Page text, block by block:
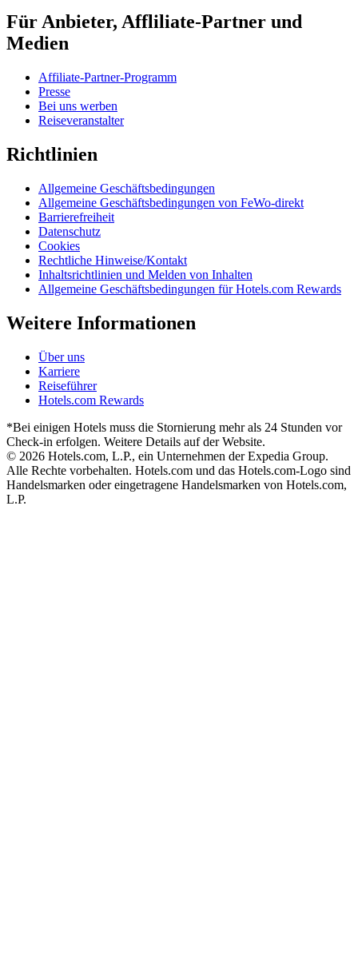
Für Anbieter, Affliliate-Partner und
Medien
Affiliate-Partner-Programm
Presse
Bei uns werben
Reiseveranstalter
Richtlinien
Allgemeine Geschäftsbedingungen
Allgemeine Geschäftsbedingungen von FeWo-direkt
Barrierefreiheit
Datenschutz
Cookies
Rechtliche Hinweise/Kontakt
Inhaltsrichtlinien und Melden von Inhalten
Allgemeine Geschäftsbedingungen für Hotels.com Rewards
Weitere Informationen
Über uns
Karriere
Reiseführer
Hotels.com Rewards
*Bei einigen Hotels muss die Stornierung mehr als 24 Stunden vor
Check-in erfolgen. Weitere Details auf der Website.
© 2026 Hotels.com, L.P., ein Unternehmen der Expedia Group.
Alle Rechte vorbehalten. Hotels.com und das Hotels.com-Logo sind
Handelsmarken oder eingetragene Handelsmarken von Hotels.com,
L.P.